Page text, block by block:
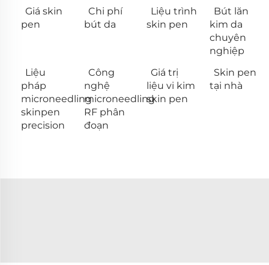
Giá skin
pen
Chi phí
bút da
Liệu trình
skin pen
Bút lăn
kim da
chuyên
nghiệp
Liệu
pháp
microneedling
skinpen
precision
Công
nghệ
microneedling
RF phân
đoạn
Giá trị
liệu vi kim
skin pen
Skin pen
tại nhà